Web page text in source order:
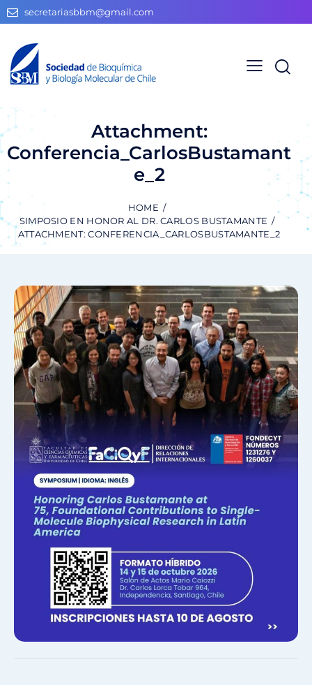
secretariasbbm@gmail.com
Attachment:
Conferencia_CarlosBustamant
e_2
HOME
SIMPOSIO EN HONOR AL DR. CARLOS BUSTAMANTE
ATTACHMENT: CONFERENCIA_CARLOSBUSTAMANTE_2